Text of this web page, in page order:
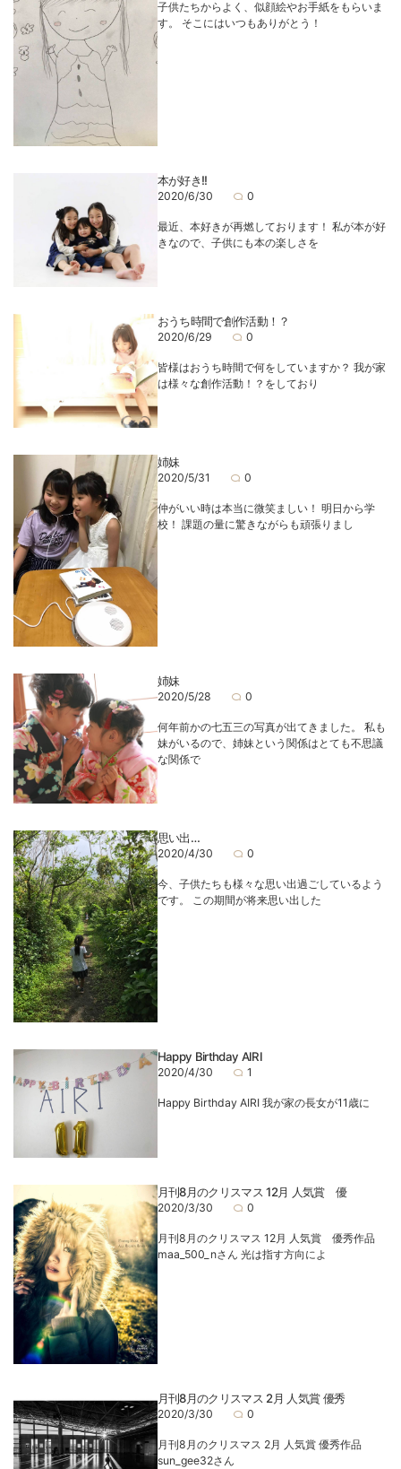
子供たちからよく、似顔絵やお手紙をもらいま
す。 そこにはいつもありがとう！
本が好き!!
2020/6/30 0
最近、本好きが再燃しております！ 私が本が好
きなので、子供にも本の楽しさを
おうち時間で創作活動！？
2020/6/29 0
皆様はおうち時間で何をしていますか？ 我が家
は様々な創作活動！？をしており
姉妹
2020/5/31 0
仲がいい時は本当に微笑ましい！ 明日から学
校！ 課題の量に驚きながらも頑張りまし
姉妹
2020/5/28 0
何年前かの七五三の写真が出てきました。 私も
妹がいるので、姉妹という関係はとても不思議
な関係で
思い出…
2020/4/30 0
今、子供たちも様々な思い出過ごしているよう
です。 この期間が将来思い出した
Happy Birthday AIRI
2020/4/30 1
Happy Birthday AIRI 我が家の長女が11歳に
月刊8月のクリスマス 12月 人気賞 優
2020/3/30 0
月刊8月のクリスマス 12月 人気賞 優秀作品
maa_500_nさん 光は指す方向によ
月刊8月のクリスマス 2月 人気賞 優秀
2020/3/30 0
月刊8月のクリスマス 2月 人気賞 優秀作品
sun_gee32さん